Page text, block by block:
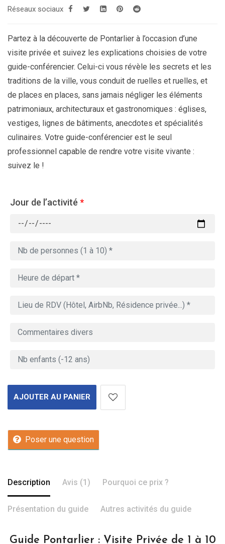
Réseaux sociaux
Partez à la découverte de Pontarlier à l’occasion d’une
visite privée et suivez les explications choisies de votre
guide-conférencier. Celui-ci vous révèle les secrets et les
traditions de la ville, vous conduit de ruelles et ruelles, et
de places en places, sans jamais négliger les éléments
patrimoniaux, architecturaux et gastronomiques : églises,
vestiges, lignes de bâtiments, anecdotes et spécialités
culinaires. Votre guide-conférencier est le seul
professionnel capable de rendre votre visite vivante :
suivez le !
Jour de l’activité *
AJOUTER AU PANIER
Poser une question
Description Avis (1) Pourquoi ce prix ?
Présentation du guide Autres activités du guide
Guide Pontarlier : Visite Privée de 1 à 10